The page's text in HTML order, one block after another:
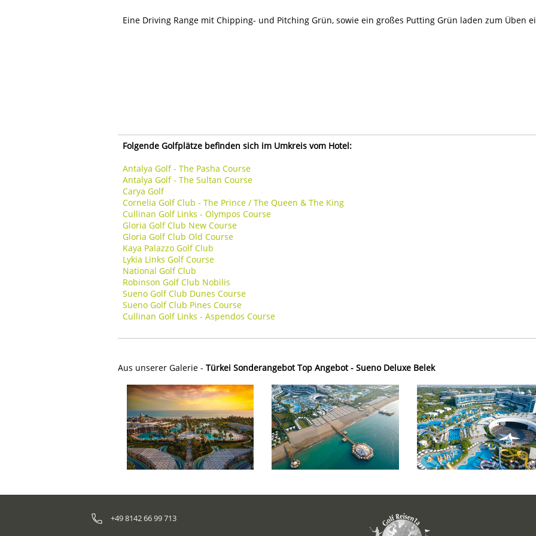
Eine Driving Range mit Chipping- und Pitching Grün, sowie ein großes Putting Grün laden zum Üben
Folgende Golfplätze befinden sich im Umkreis vom Hotel:
Antalya Golf - The Pasha Course
Antalya Golf - The Sultan Course
Carya Golf
Cornelia Golf Club - The Prince / The Queen & The King
Cullinan Golf Links - Olympos Course
Gloria Golf Club New Course
Gloria Golf Club Old Course
Kaya Palazzo Golf Club
Lykia Links Golf Course
National Golf Club
Robinson Golf Club Nobilis
Sueno Golf Club Dunes Course
Sueno Golf Club Pines Course
Cullinan Golf Links - Aspendos Course
Aus unserer Galerie - Türkei Sonderangebot Top Angebot - Sueno Deluxe Belek
+49 8142 66 99 713